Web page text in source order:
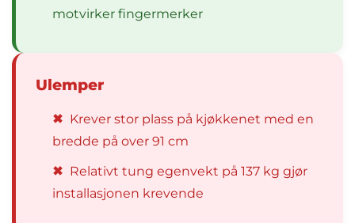
motvirker fingermerker
Ulemper
✖ Krever stor plass på kjøkkenet med en
bredde på over 91 cm
✖ Relativt tung egenvekt på 137 kg gjør
installasjonen krevende